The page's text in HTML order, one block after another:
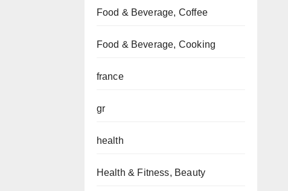
Food & Beverage, Coffee
Food & Beverage, Cooking
france
gr
health
Health & Fitness, Beauty